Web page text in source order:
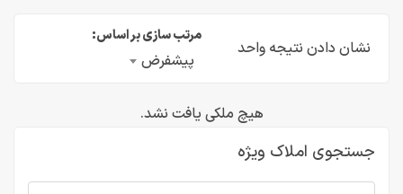
جستجوی املاک ویژه
نشان دادن نتیجه واحد
مرتب سازی بر اساس:
پیشفرض
هیچ ملکی یافت نشد.